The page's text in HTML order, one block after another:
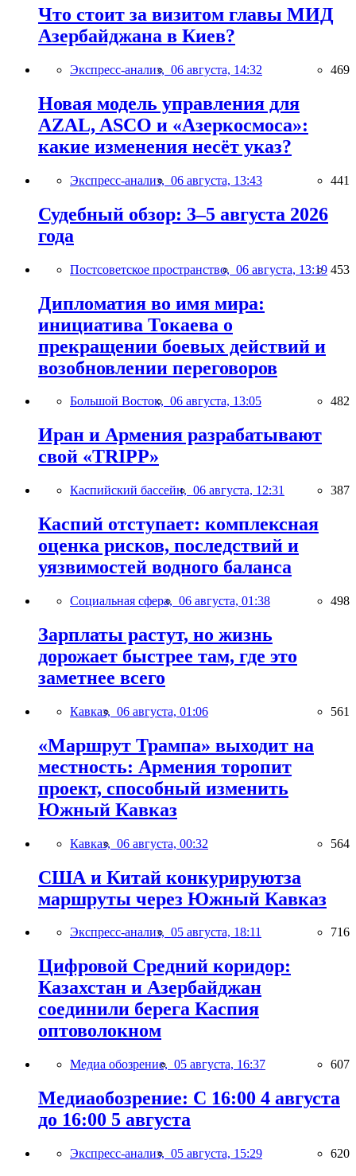
Что стоит за визитом главы МИД
Азербайджана в Киев?
Экспресс-анализ, 06 августа, 14:32 469
Новая модель управления для
AZAL, ASCO и «Азеркосмоса»:
какие изменения несёт указ?
Экспресс-анализ, 06 августа, 13:43 441
Судебный обзор: 3–5 августа 2026
года
Постсоветское пространство, 06 августа, 13:19 453
Дипломатия во имя мира:
инициатива Токаева о
прекращении боевых действий и
возобновлении переговоров
Большой Восток, 06 августа, 13:05 482
Иран и Армения разрабатывают
свой «TRIPP»
Каспийский бассейн, 06 августа, 12:31 387
Каспий отступает: комплексная
оценка рисков, последствий и
уязвимостей водного баланса
Социальная сфера, 06 августа, 01:38 498
Зарплаты растут, но жизнь
дорожает быстрее там, где это
заметнее всего
Кавказ, 06 августа, 01:06 561
«Маршрут Трампа» выходит на
местность: Армения торопит
проект, способный изменить
Южный Кавказ
Кавказ, 06 августа, 00:32 564
США и Китай конкурируютза
маршруты через Южный Кавказ
Экспресс-анализ, 05 августа, 18:11 716
Цифровой Средний коридор:
Казахстан и Азербайджан
соединили берега Каспия
оптоволокном
Медиа обозрение, 05 августа, 16:37 607
Медиаобозрение: С 16:00 4 августа
до 16:00 5 августа
Экспресс-анализ, 05 августа, 15:29 620